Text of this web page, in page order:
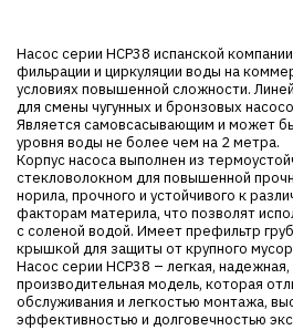
Насос серии HCP38 испанской
фильрации и циркуляции воды на
условиях повышенной сложности.
для смены чугунных и бронзовых
Является самовсасывающим и может
уровня воды не более чем на 2 метра.
Корпус насоса выполнен из
стекловолокном для повышенной
норила, прочного и устойчивого к
факторам материла, что позволят
с соленой водой. Имеет префильтр
крышкой для защиты от крупного
Насос серии HCP38 – легкая,
производительная модель, которая
обслуживания и легкостью монтажа,
эффективностью и долговечностью